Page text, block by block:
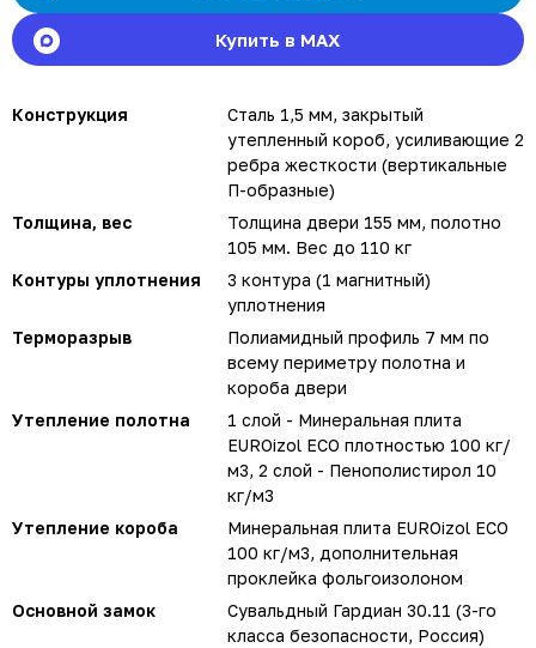
Купить в MAX
Конструкция
Сталь 1,5 мм, закрытый
утепленный короб, усиливающие 2
ребра жесткости (вертикальные
П-образные)
Толщина, вес
Толщина двери 155 мм, полотно
105 мм. Вес до 110 кг
Контуры уплотнения
3 контура (1 магнитный)
уплотнения
Терморазрыв
Полиамидный профиль 7 мм по
всему периметру полотна и
короба двери
Утепление полотна
1 слой - Минеральная плита
EUROizol ECO плотностью 100 кг/
м3, 2 слой - Пенополистирол 10
кг/м3
Утепление короба
Минеральная плита EUROizol ECO
100 кг/м3, дополнительная
проклейка фольгоизолоном
Основной замок
Сувальдный Гардиан 30.11 (3-го
класса безопасности, Россия)